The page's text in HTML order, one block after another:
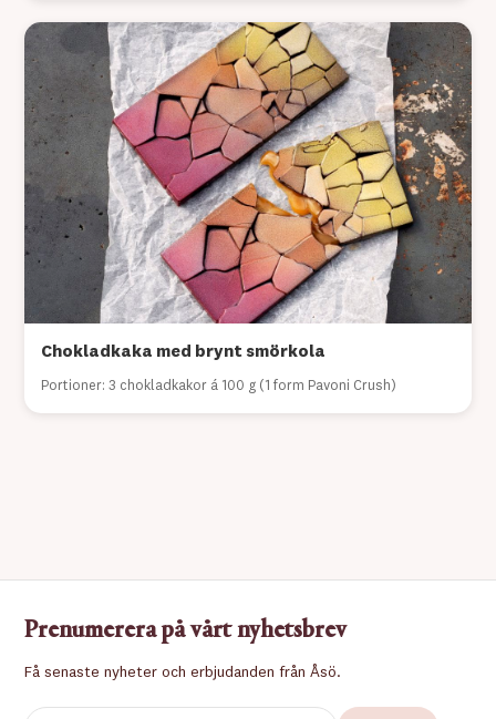
Chokladkaka med brynt smörkola
Portioner: 3 chokladkakor á 100 g (1 form Pavoni Crush)
Prenumerera på vårt nyhetsbrev
Få senaste nyheter och erbjudanden från Åsö.